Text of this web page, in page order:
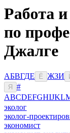
Работа
по
Джалге
АБВГДЕ Ё ЖЗИ
Я
#
ABCDEFGHIJKL
эколог
эколог-
экономист